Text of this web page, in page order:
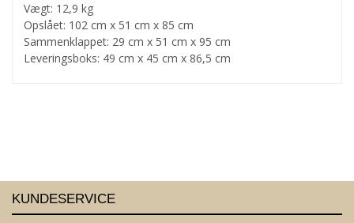
Vægt: 12,9 kg
Opslået: 102 cm x 51 cm x 85 cm
Sammenklappet: 29 cm x 51 cm x 95 cm
Leveringsboks: 49 cm x 45 cm x 86,5 cm
KUNDESERVICE